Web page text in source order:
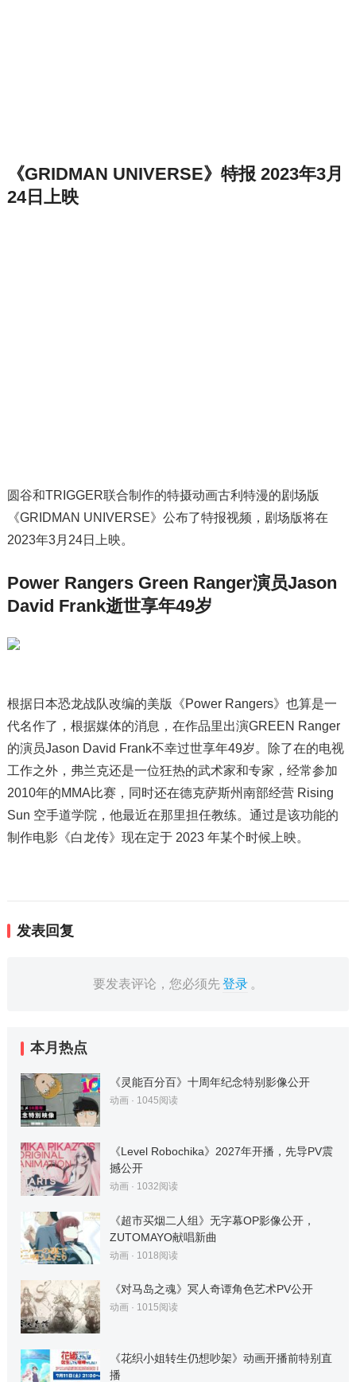
《GRIDMAN UNIVERSE》特报 2023年3月
24日上映
圆谷和TRIGGER联合制作的特摄动画古利特漫的剧场版
《GRIDMAN UNIVERSE》公布了特报视频，剧场版将在
2023年3月24日上映。
Power Rangers Green Ranger演员Jason
David Frank逝世享年49岁
根据日本恐龙战队改编的美版《Power Rangers》也算是一
代名作了，根据媒体的消息，在作品里出演GREEN Ranger
的演员Jason David Frank不幸过世享年49岁。除了在的电视
工作之外，弗兰克还是一位狂热的武术家和专家，经常参加
2010年的MMA比赛，同时还在德克萨斯州南部经营 Rising
Sun 空手道学院，他最近在那里担任教练。通过是该功能的
制作电影《白龙传》现在定于 2023 年某个时候上映。
发表回复
要发表评论，您必须先登录 。
本月热点
《灵能百分百》十周年纪念特别影像公开
动画· 1045阅读
《Level Robochika》2027年开播，先导PV震
撼公开
动画· 1032阅读
《超市买烟二人组》无字幕OP影像公开，
ZUTOMAYO献唱新曲
动画· 1018阅读
《对马岛之魂》冥人奇谭角色艺术PV公开
动画· 1015阅读
《花织小姐转生仍想吵架》动画开播前特别直
播